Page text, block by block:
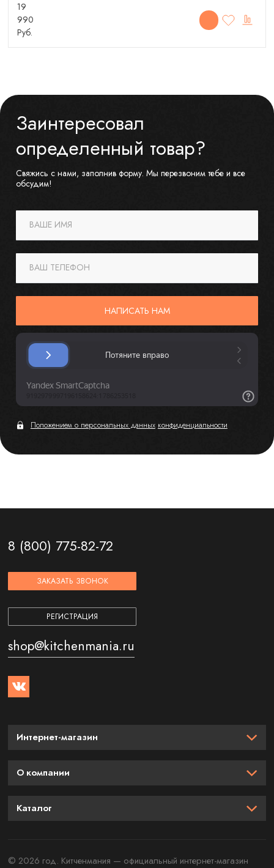
19
990
Руб.
Заинтересовал
определенный товар?
Свяжись с нами, заполнив форму. Мы перезвоним тебе и все
обсудим!
ВАШЕ ИМЯ
ВАШ ТЕЛЕФОН
НАПИСАТЬ НАМ
Положением о персональных данных конфиденциальности
8 (800) 775-82-72
ЗАКАЗАТЬ ЗВОНОК
РЕГИСТРАЦИЯ
shop@kitchenmania.ru
Интернет-магазин
О компании
Каталог
© 2026 год. Китченмания — официальный интернет-магазин